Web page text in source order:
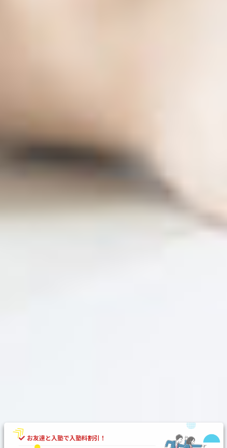
お友達と入塾で入塾料割引！